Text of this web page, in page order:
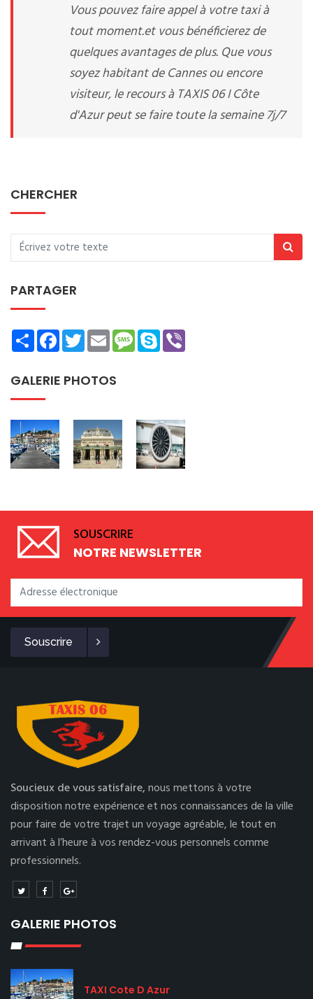
Vous pouvez faire appel à votre taxi à
tout moment.et vous bénéficierez de
quelques avantages de plus. Que vous
soyez habitant de Cannes ou encore
visiteur, le recours à TAXIS 06 I Côte
d'Azur peut se faire toute la semaine 7j/7
CHERCHER
PARTAGER
ShareFacebookTwitterEmailMessage
Skype
GALERIE PHOTOS
SOUSCRIRE
NOTRE NEWSLETTER
Souscrire
Soucieux de vous satisfaire,nous mettons à votre
disposition notre expérience et nos connaissances de la ville
pour faire de votre trajet un voyage agréable, le tout en
arrivant à l’heure à vos rendez-vous personnels comme
professionnels.
GALERIE PHOTOS
TAXI Cote D Azur